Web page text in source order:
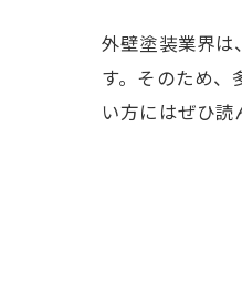
外壁塗装業界は
す。そのため
い方にはぜひ読